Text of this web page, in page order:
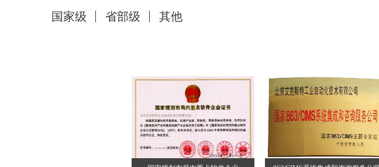
国家级 省部级 其他